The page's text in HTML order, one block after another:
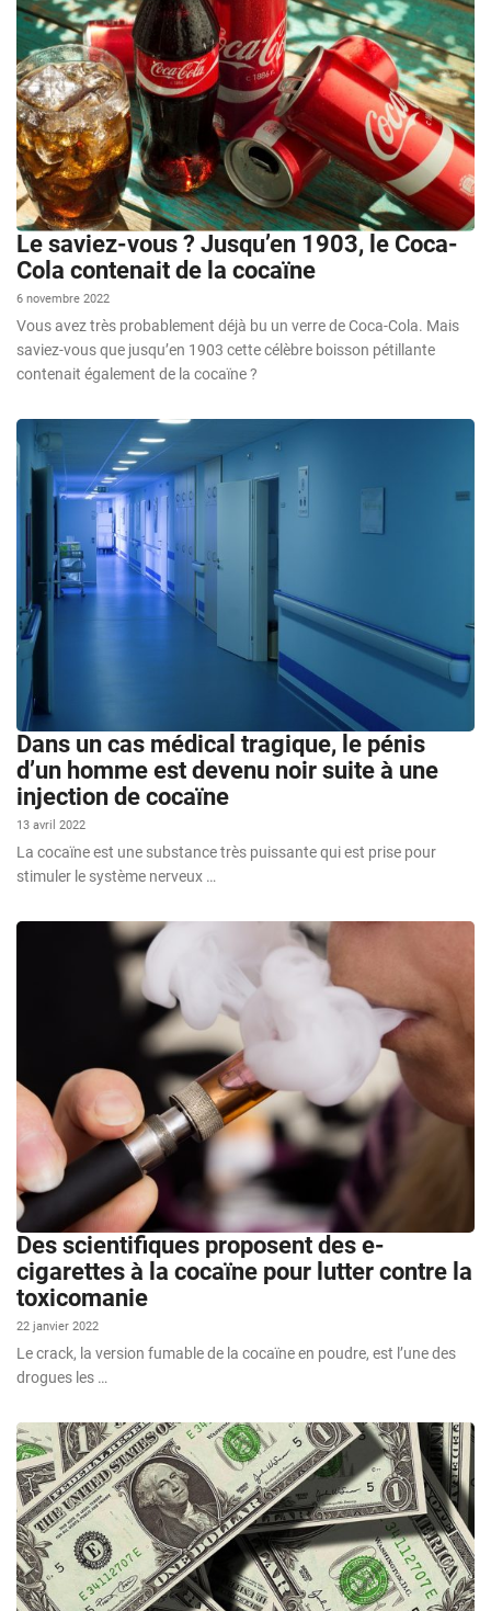
Le saviez-vous ? Jusqu’en 1903, le Coca-
Cola contenait de la cocaïne
6 novembre 2022
Vous avez très probablement déjà bu un verre de Coca-Cola. Mais
saviez-vous que jusqu’en 1903 cette célèbre boisson pétillante
contenait également de la cocaïne ?
Dans un cas médical tragique, le pénis
d’un homme est devenu noir suite à une
injection de cocaïne
13 avril 2022
La cocaïne est une substance très puissante qui est prise pour
stimuler le système nerveux …
Des scientifiques proposent des e-
cigarettes à la cocaïne pour lutter contre la
toxicomanie
22 janvier 2022
Le crack, la version fumable de la cocaïne en poudre, est l’une des
drogues les …